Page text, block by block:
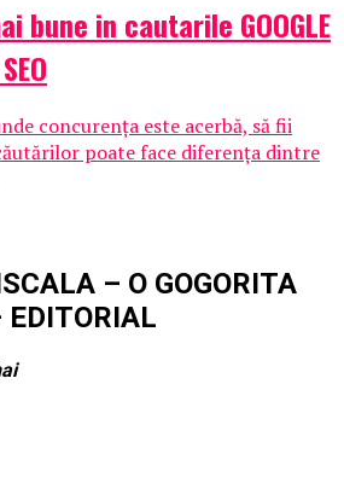
bune in cautarile GOOGLE
concurența este acerbă, să fii
poate face diferența dintre
– O GOGORITA